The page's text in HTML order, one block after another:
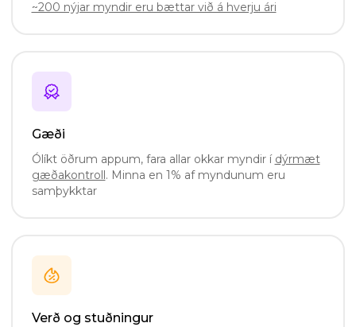
~200 nýjar myndir eru bættar við á hverju ári
Gæði
Ólíkt öðrum appum, fara allar okkar myndir í dýrmæt
gæðakontroll. Minna en 1% af myndunum eru
samþykktar
Verð og stuðningur